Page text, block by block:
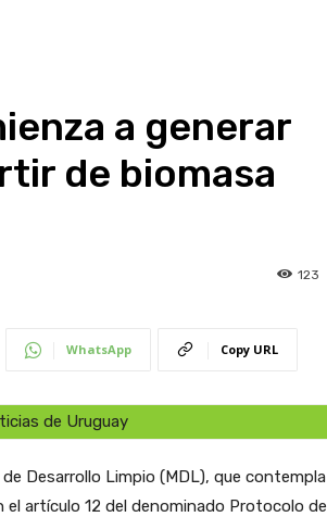
a generar
de biomasa
123
WhatsApp Copy URL
de Uruguay
Desarrollo Limpio (MDL), que contempla
artículo 12 del denominado Protocolo de